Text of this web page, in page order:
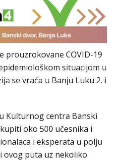
prouzrokovane COVID-19
situacijom u
se vraća u Banju Luku 2. i
Kulturnog centra Banski
oko 500 učesnika i
i eksperata u polju
ovog puta uz nekoliko